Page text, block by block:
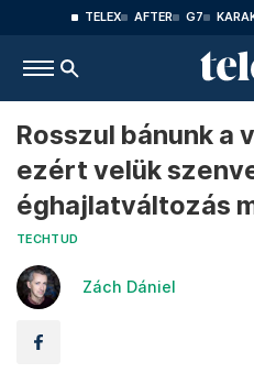
TELEX AFTER G7
Rosszul bánunk a
ezért velük
éghajlatváltozás
TECHTUD
Zách Dániel